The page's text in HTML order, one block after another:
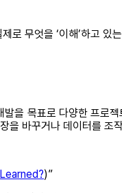
로 무엇을 ‘이해’하고
발을 목표로 다양한 프로
을 바꾸거나 데이터를
)”